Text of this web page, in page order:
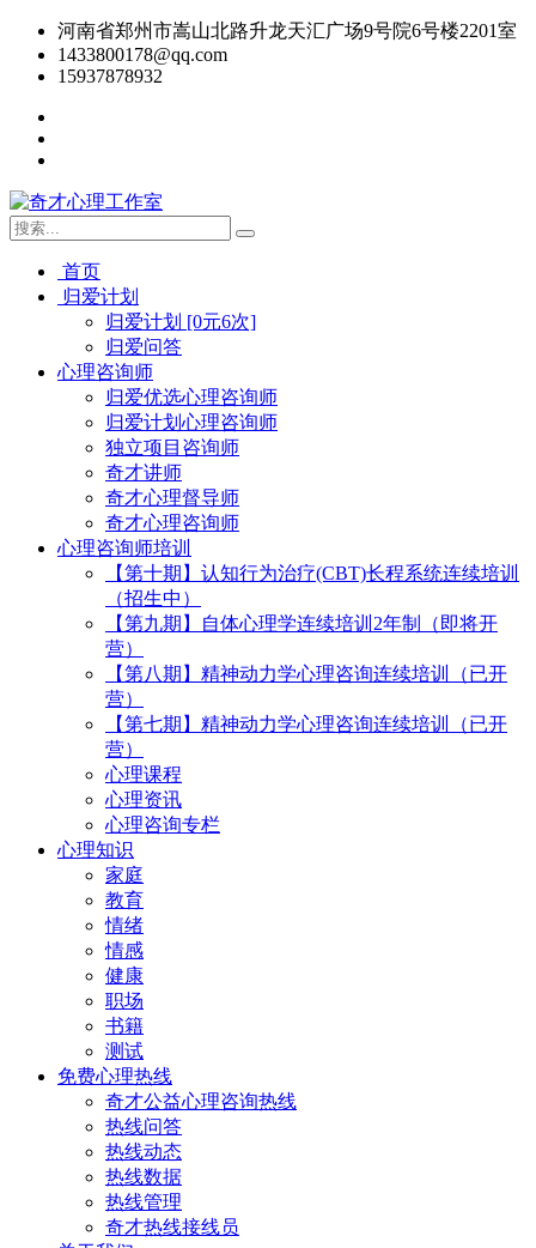
河南省郑州市嵩山北路升龙天汇广场9号院6号楼2201室
1433800178@qq.com
15937878932
首页
归爱计划
归爱计划 [0元6次]
归爱问答
心理咨询师
归爱优选心理咨询师
归爱计划心理咨询师
独立项目咨询师
奇才讲师
奇才心理督导师
奇才心理咨询师
心理咨询师培训
【第十期】认知行为治疗(CBT)长程系统连续培训
（招生中）
【第九期】自体心理学连续培训2年制（即将开
营）
【第八期】精神动力学心理咨询连续培训（已开
营）
【第七期】精神动力学心理咨询连续培训（已开
营）
心理课程
心理资讯
心理咨询专栏
心理知识
家庭
教育
情绪
情感
健康
职场
书籍
测试
免费心理热线
奇才公益心理咨询热线
热线问答
热线动态
热线数据
热线管理
奇才热线接线员